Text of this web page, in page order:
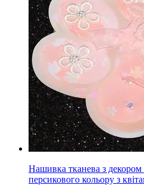
Нашивка тканева з
персикового кольору з